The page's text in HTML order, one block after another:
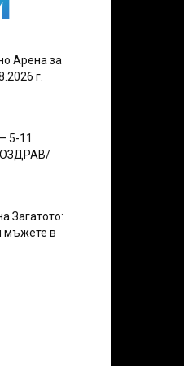
Арена за
г.
5-11
Загатото:
мъжете в